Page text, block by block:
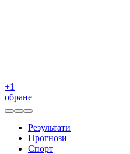
+1
обране
Результати
Прогнози
Спорт